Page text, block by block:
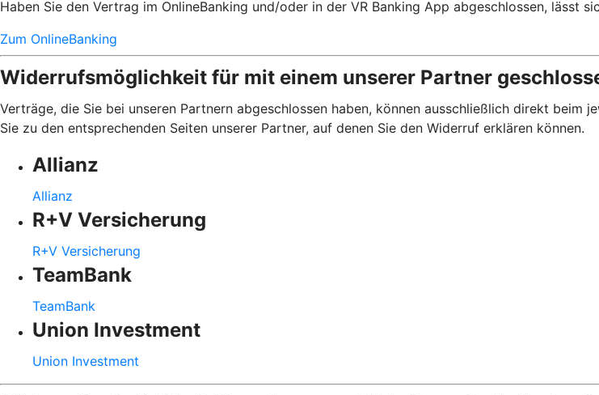
Haben Sie den Vertrag im OnlineBanking und/oder in der VR Banking App abgeschlossen, lässt
Zum OnlineBanking
Widerrufsmöglichkeit für mit einem unserer Partner
Verträge, die Sie bei unseren Partnern abgeschlossen haben, können ausschließlich direkt
Sie zu den entsprechenden Seiten unserer Partner, auf denen Sie den Widerruf erklären können.
Allianz
Allianz
R+V Versicherung
R+V Versicherung
TeamBank
TeamBank
Union Investment
Union Investment